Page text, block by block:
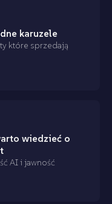
karuzele
które sprzedają
wiedzieć o
AI i jawność